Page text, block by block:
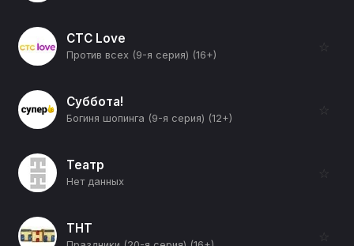
СТС Love
Против всех (9-я серия) (16+)
☆
Суббота!
Богиня шопинга (9-я серия) (12+)
☆
Театр
Нет данных
☆
ТНТ ☆